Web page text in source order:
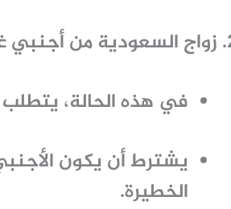
زواج السعودية من أجنبي
في هذه الحالة، يتطلب
يشترط أن يكون
الخطيرة.